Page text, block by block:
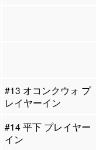
#13 オコンクウォ プ
レイヤーイン
#14 平下 プレイヤー
イン